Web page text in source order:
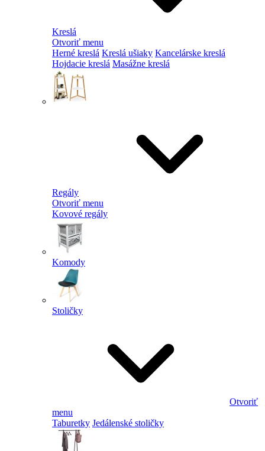
Kreslá
Otvoriť menu
Herné kreslá Kreslá ušiaky Kancelárske kreslá
Hojdacie kreslá Masážne kreslá
Regály
Otvoriť menu
Kovové regály
Komody
Stoličky
Otvoriť
menu
Taburetky Jedálenské stoličky